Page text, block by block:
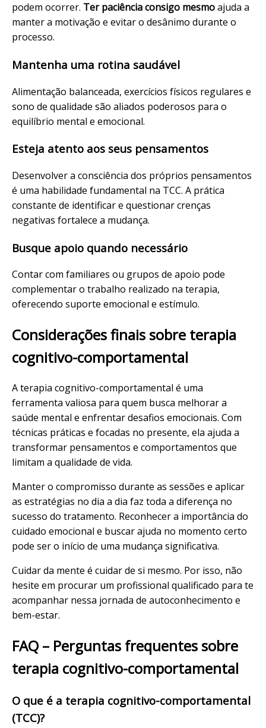
podem ocorrer. Ter paciência consigo mesmoajuda a
manter a motivação e evitar o desânimo durante o
processo.
Mantenha uma rotina saudável
Alimentação balanceada, exercícios físicos regulares e
sono de qualidade são aliados poderosos para o
equilíbrio mental e emocional.
Esteja atento aos seus pensamentos
Desenvolver a consciência dos próprios pensamentos
é uma habilidade fundamental na TCC. A prática
constante de identificar e questionar crenças
negativas fortalece a mudança.
Busque apoio quando necessário
Contar com familiares ou grupos de apoio pode
complementar o trabalho realizado na terapia,
oferecendo suporte emocional e estímulo.
Considerações finais sobre terapia
cognitivo-comportamental
A terapia cognitivo-comportamental é uma
ferramenta valiosa para quem busca melhorar a
saúde mental e enfrentar desafios emocionais. Com
técnicas práticas e focadas no presente, ela ajuda a
transformar pensamentos e comportamentos que
limitam a qualidade de vida.
Manter o compromisso durante as sessões e aplicar
as estratégias no dia a dia faz toda a diferença no
sucesso do tratamento. Reconhecer a importância do
cuidado emocional e buscar ajuda no momento certo
pode ser o início de uma mudança significativa.
Cuidar da mente é cuidar de si mesmo. Por isso, não
hesite em procurar um profissional qualificado para te
acompanhar nessa jornada de autoconhecimento e
bem-estar.
FAQ – Perguntas frequentes sobre
terapia cognitivo-comportamental
O que é a terapia cognitivo-comportamental
(TCC)?